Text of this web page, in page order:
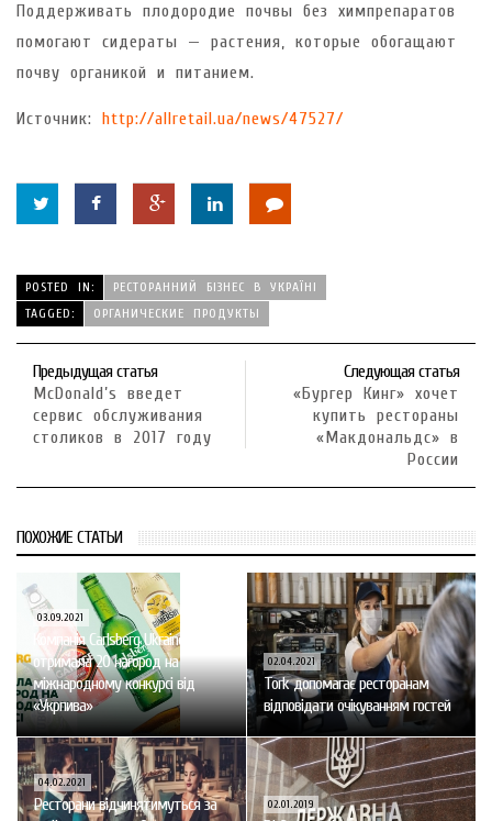
Поддерживать плодородие почвы без химпрепаратов
помогают сидераты — растения, которые обогащают
почву органикой и питанием.
Источник: http://allretail.ua/news/47527/
POSTED IN:
РЕСТОРАННИЙ БІЗНЕС В УКРАЇНІ
TAGGED:
ОРГАНИЧЕСКИЕ ПРОДУКТЫ
Предыдущая статья
McDonald’s введет
сервис обслуживания
столиков в 2017 году
Следующая статья
«Бургер Кинг» хочет
купить рестораны
«Макдональдс» в
России
ПОХОЖИЕ СТАТЬИ
03.09.2021
Компанія Carlsberg Ukraine
отримала 20 нагород на
міжнародному конкурсі від
«Укрпива»
02.04.2021
Tork допомагає ресторанам
відповідати очікуванням гостей
04.02.2021
Ресторани відчинятимуться за
02.01.2019